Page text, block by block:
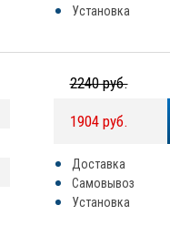
Установка
2240 руб.
1904 руб.
Доставка
Самовывоз
Установка